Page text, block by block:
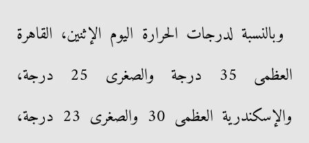
وبالنسبة لدرجات الحرارة اليوم الإثنين، القاهرة
العظمى 35 درجة والصغرى 25 درجة،
والإسكندرية العظمى 30 والصغرى 23 درجة،